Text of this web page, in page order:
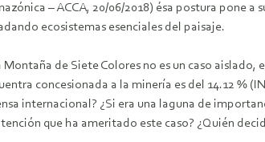
– ACCA, 20/06/2018) ésa postura
ecosistemas esenciales del paisaje.
Montaña de Siete Colores no es un caso
concesionada a la minería es del 14.12 %
internacional? ¿Si era una laguna de
que ha ameritado este caso? ¿Quién